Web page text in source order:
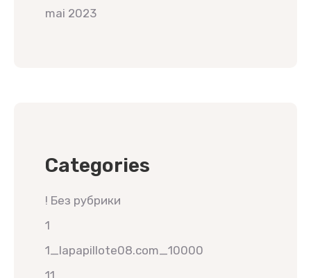
mai 2023
Categories
! Без рубрики
1
1_lapapillote08.com_10000
11